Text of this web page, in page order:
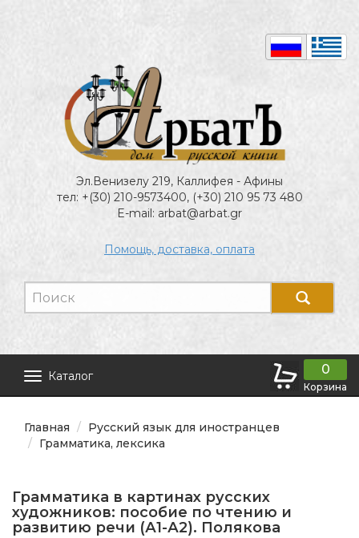
Эл.Венизелу 219, Каллифея - Афины
тел: +(30) 210-9573400, (+30) 210 95 73 480
E-mail: arbat@arbat.gr
Помощь, доставка, оплата
Каталог 0
Корзина
Главная
Русский язык для иностранцев
Грамматика, лексика
Грамматика в картинах русских
художников: пособие по чтению и
развитию речи (А1-А2). Полякова